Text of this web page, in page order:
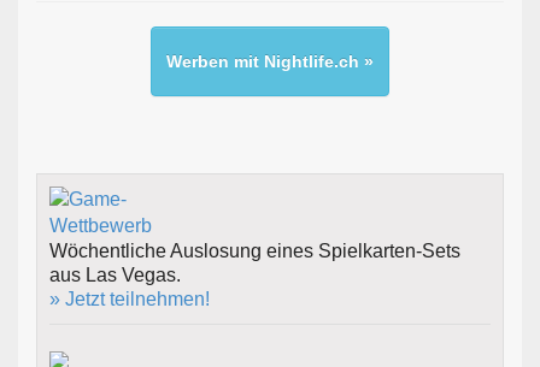
Werben mit Nightlife.ch »
Wöchentliche Auslosung eines Spielkarten-Sets
aus Las Vegas.
» Jetzt teilnehmen!